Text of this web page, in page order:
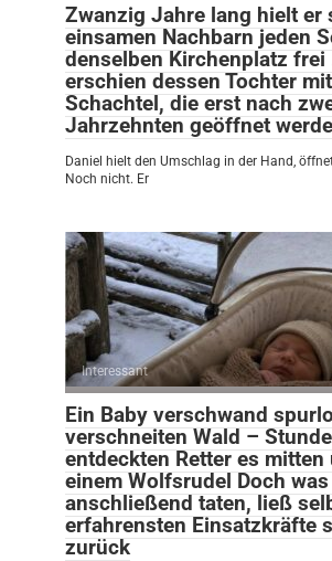
Zwanzig Jahre lang hielt er
einsamen Nachbarn jeden
denselben Kirchenplatz frei
erschien dessen Tochter
Schachtel, die erst nach
Jahrzehnten geöffnet
Daniel hielt den Umschlag in der Hand,
Noch nicht. Er
Interessant
Ein Baby verschwand
verschneiten Wald –
entdeckten Retter es mitten
einem Wolfsrudel Doch
anschließend taten, ließ
erfahrensten Einsatzkräfte
zurück